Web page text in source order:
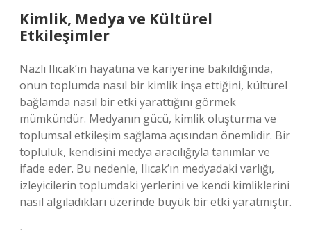
Kimlik, Medya ve Kültürel
Etkileşimler
Nazlı Ilıcak’ın hayatına ve kariyerine bakıldığında,
onun toplumda nasıl bir kimlik inşa ettiğini, kültürel
bağlamda nasıl bir etki yarattığını görmek
mümkündür. Medyanın gücü, kimlik oluşturma ve
toplumsal etkileşim sağlama açısından önemlidir. Bir
topluluk, kendisini medya aracılığıyla tanımlar ve
ifade eder. Bu nedenle, Ilıcak’ın medyadaki varlığı,
izleyicilerin toplumdaki yerlerini ve kendi kimliklerini
nasıl algıladıkları üzerinde büyük bir etki yaratmıştır.